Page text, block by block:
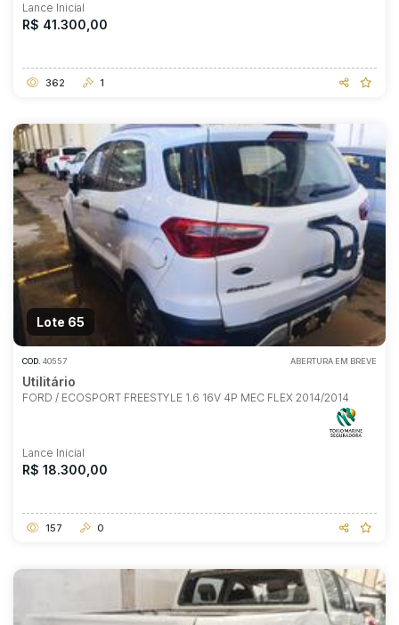
Lance Inicial
R$ 41.300,00
362 1
Lote 65
COD. 40557 ABERTURA EM BREVE
Utilitário
FORD / ECOSPORT FREESTYLE 1.6 16V 4P MEC FLEX 2014/2014
Lance Inicial
R$ 18.300,00
157 0